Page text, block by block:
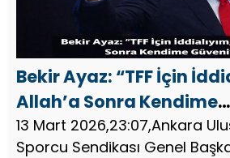
Bekir Ayaz: “TFF İçin
Allah’a Sonra Kendime
Güveniyorum”
13 Mart 2026,23:07,Ankara Uluslararası
Sporcu Sendikası Genel